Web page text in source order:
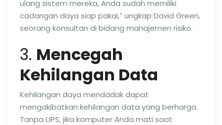
ulang sistem mereka, Anda sudah memiliki
cadangan daya siap pakai,” ungkap David Green,
seorang konsultan di bidang manajemen risiko.
3. Mencegah
Kehilangan Data
Kehilangan daya mendadak dapat
mengakibatkan kehilangan data yang berharga.
Tanpa UPS, jika komputer Anda mati saat